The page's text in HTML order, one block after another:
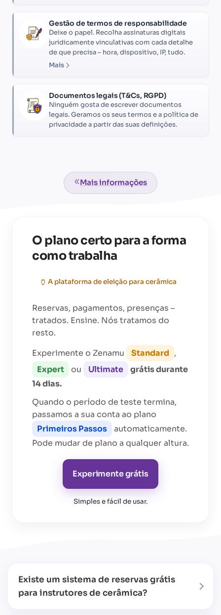
Gestão de termos de responsabilidade
Deixe o papel. Recolha assinaturas digitais
juridicamente vinculativas com cada detalhe
de que precisa – hora, dispositivo, IP, tudo.
Mais
Documentos legais (T&Cs, RGPD)
Ninguém gosta de escrever documentos
legais. Geramos os seus termos e a política de
privacidade a partir das suas definições.
Mais informações
O plano certo para a forma
como trabalha
🏺 A plataforma de eleição para cerâmica
Reservas, pagamentos, presenças –
tratados. Ensine. Nós tratamos do
resto.
Experimente o Zenamu
Standard ,
Expert
ou Ultimate
grátis durante
14 dias.
Quando o período de teste termina,
passamos a sua conta ao plano
Primeiros Passos
automaticamente.
Pode mudar de plano a qualquer altura.
Experimente grátis
Simples e fácil de usar.
Existe um sistema de reservas grátis
para instrutores de cerâmica?